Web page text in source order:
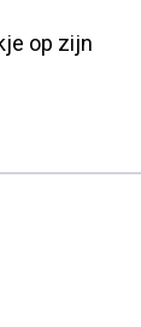
op zijn